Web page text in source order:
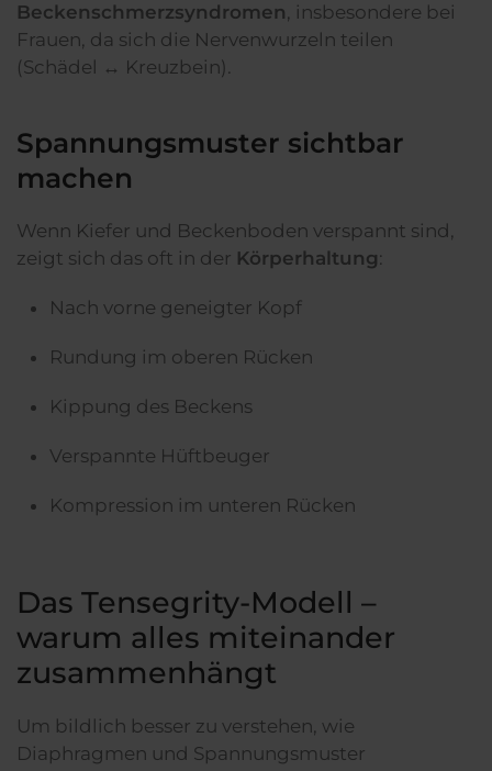
Beckenschmerzsyndromen, insbesondere bei
Frauen, da sich die Nervenwurzeln teilen
(Schädel ↔ Kreuzbein).
Spannungsmuster sichtbar
machen
Wenn Kiefer und Beckenboden verspannt sind,
zeigt sich das oft in der Körperhaltung:
Nach vorne geneigter Kopf
Rundung im oberen Rücken
Kippung des Beckens
Verspannte Hüftbeuger
Kompression im unteren Rücken
Das Tensegrity-Modell –
warum alles miteinander
zusammenhängt
Um bildlich besser zu verstehen, wie
Diaphragmen und Spannungsmuster